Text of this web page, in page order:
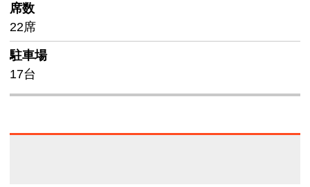
席数
22席
駐車場
17台